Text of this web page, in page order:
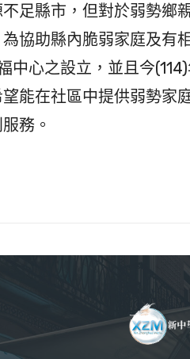
足縣市，但對於弱勢鄉
協助縣內脆弱家庭及有
中心之設立，並且今
能在社區中提供弱勢家
務。